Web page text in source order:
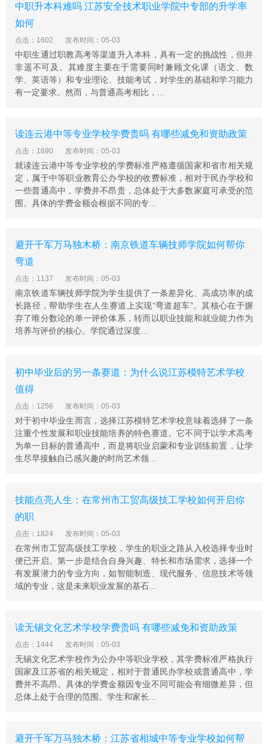
都不同，所以这就需要同学提前做好准备以免错过了心仪
学校的报到时间，因为每个学校的招生名额都是有限的，
因此还是越早报名越好，希望大家都能够喜欢的学校录
取。
中职升本科难吗 江苏安全技术职业学院中专部的升学率
如何
点击：1602 发布时间：05-03
中职生通过职教高考等渠道升入本科，具有一定的挑战性，但并
非遥不可及。其难度主要在于需要同时兼顾文化课（语文、数
学、英语等）和专业理论、技能考试，对学生的基础和学习能力
有一定要求。然而，与普通高考相比，...
读连云港中等专业学校学费贵吗 有哪些减免和资助政策
点击：1690 发布时间：05-03
就读连云港中等专业学校的学费标准严格遵循国家和省市相关规
定，属于中等职业教育公办学校的收费标准，相对于民办学校和
一些普通高中，学费并不昂贵，总体处于大多数家庭可承受的范
围。具体的学费金额会根据不同的专...
避开千军万马独木桥：南京铁道车辆技师学院如何帮你
弯道
点击：1137 发布时间：05-03
南京铁道车辆技师学院为学生提供了一条差异化、高成功率的成
长路径，帮助学生在人生赛道上实现“弯道超车”。其核心在于摒
弃了唯分数论的单一评价体系，转而以职业技能和就业能力作为
培养与评价的核心。学院通过深度...
初中毕业后的另一条赛道：为什么说江苏模特艺术学校
值得
点击：1256 发布时间：05-03
对于初中毕业生而言，选择江苏模特艺术学校意味着选择了一条
注重个性发展和职业技能培养的特色赛道。它不同于以学术高考
为单一目标的普通高中，而是将职业启蒙和专业训练前置，让学
生尽早接触自己感兴趣的时尚艺术领...
技能点亮人生：在常州市工贸高级技工学校如何开启你
的职
点击：1824 发布时间：05-03
在常州市工贸高级技工学校，学生的职业之路从入校选择专业时
便已开启。第一步是结合自身兴趣、特长和市场需求，选择一个
有发展潜力的专业方向，如智能制造、现代服务、信息技术等领
域的专业，这是未来职业发展的基石...
读无锡文化艺术学校学费贵吗 有哪些减免和资助政策
点击：1444 发布时间：05-03
无锡文化艺术学校作为公办中等职业学校，其学费标准严格执行
国家及江苏省的相关规定，相对于普通民办学校或普通高中，学
费并不高昂。具体的学费金额因专业不同可能会有细微差异，但
总体上处于合理的范围。学生和家长...
避开千军万马独木桥：江苏省相城中等专业学校如何帮